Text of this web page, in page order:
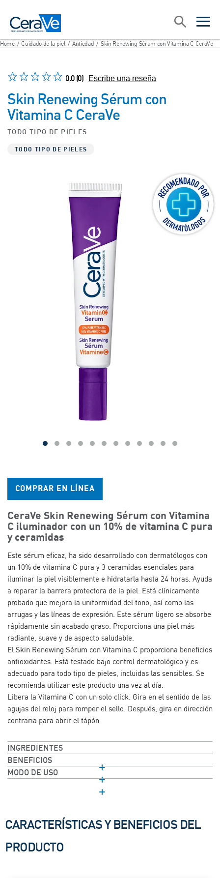
open
open
Search
Home / Cuidado de la piel / Antiedad / Skin Renewing Sérum con Vitamina C CeraVe
0.0 (0) Escribe una reseña
Skin Renewing Sérum con
Vitamina C CeraVe
TODO TIPO DE PIELES
TODO TIPO DE PIELES
CeraVe Skin Renewing Sérum con Vitamina
C iluminador con un 10% de vitamina C pura
y ceramidas
Este sérum eficaz, ha sido desarrollado con dermatólogos con
un 10% de vitamina C pura y 3 ceramidas esenciales para
iluminar la piel visiblemente e hidratarla hasta 24 horas. Ayuda
a reparar la barrera protectora de la piel. Está clínicamente
probado que mejora la uniformidad del tono, así como las
arrugas y las líneas de expresión. Este sérum ligero se absorbe
rápidamente sin acabado graso. Proporciona una piel más
radiante, suave y de aspecto saludable.
El Skin Renewing Sérum con Vitamina C proporciona beneficios
antioxidantes. Está testado bajo control dermatológico y es
adecuado para todo tipo de pieles, incluidas las sensibles. Se
recomienda utilizar este producto una vez al día.
Libera la Vitamina C con un solo click. Gira en el sentido de las
agujas del reloj para romper el sello. Después, gira en dirección
contraria para abrir el tápón​
COMPRAR EN LÍNEA
INGREDIENTES
BENEFICIOS
MODO DE USO​
CARACTERÍSTICAS Y BENEFICIOS DEL
PRODUCTO